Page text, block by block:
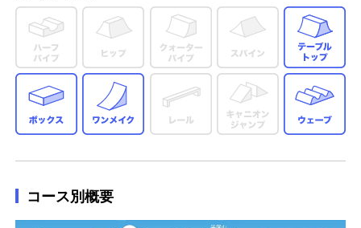
ボックス ワンメイク
コース別概要